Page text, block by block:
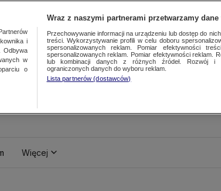
Więcej
i
Odbywa
w
o
Wraz z naszymi partnerami przetwarzamy
Przechowywanie informacji na urządzeniu lub dostęp do
treści. Wykorzystywanie profili w celu doboru
spersonalizowanych reklam. Pomiar efektywności
spersonalizowanych reklam. Pomiar efektywności reklam.
lub kombinacji danych z różnych źródeł. Rozwój i
ograniczonych danych do wyboru reklam.
Lista partnerów (dostawców)